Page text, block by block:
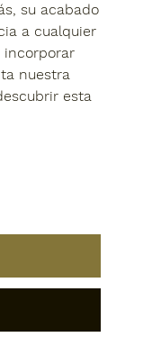
su acabado
a cualquier
incorporar
nuestra
esta